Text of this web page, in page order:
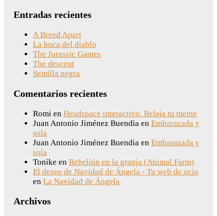
Entradas recientes
A Breed Apart
La boca del diablo
The Jurassic Games
The descent
Semilla negra
Comentarios recientes
Romi en Headspace interactivo. Relaja tu mente
Juan Antonio Jiménez Buendia en Embarazada y
sola
Juan Antonio Jiménez Buendia en Embarazada y
sola
Tonike en Rebelión en la granja (Animal Farm)
El deseo de Navidad de Ángela - Tu web de ocio
en La Navidad de Ángela
Archivos